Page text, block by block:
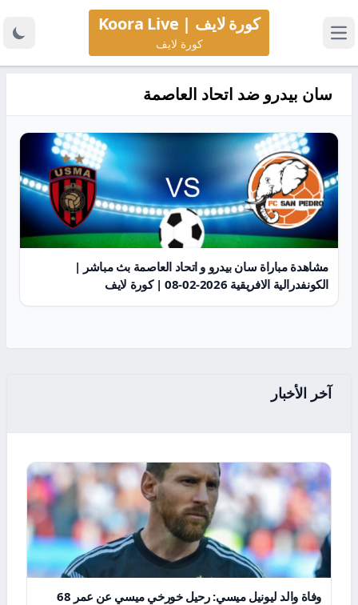
كورة لايف | Koora Live
كورة لايف
سان بيدرو ضد اتحاد العاصمة
مشاهدة مباراة سان بيدرو و اتحاد العاصمة بث مباشر |
الكونفدرالية الافريقية 2026-02-08 | كورة لايف
آخر الأخبار
وفاة والد ليونيل ميسي: رحيل خورخي ميسي عن عمر 68